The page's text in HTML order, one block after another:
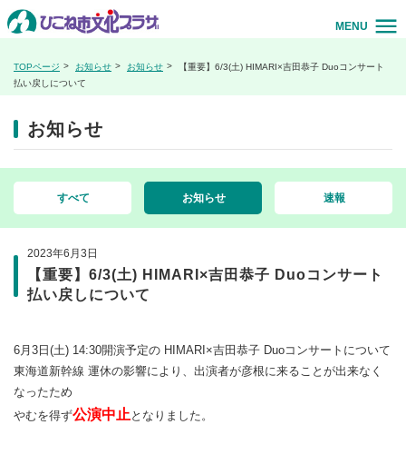
MENU
TOPページ お知らせ お知らせ
【重要】6/3(土) HIMARI×吉田恭子 Duoコンサート
払い戻しについて
お知らせ
すべて お知らせ 速報
2023年6月3日
【重要】6/3(土) HIMARI×吉田恭子 Duoコンサート
払い戻しについて
6月3日(土) 14:30開演予定の HIMARI×吉田恭子 Duoコンサートについて
東海道新幹線 運休の影響により、出演者が彦根に来ることが出来なく
なったため
やむを得ず公演中止 となりました。